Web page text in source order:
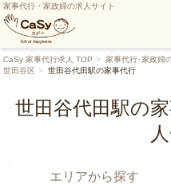
家事代行・家政婦の求人サイト
CaSy 家事代行求人 TOP 家事代行･家政婦
世田谷区
世田谷代田駅の家事代行
世田谷代田駅の
エリアから探す